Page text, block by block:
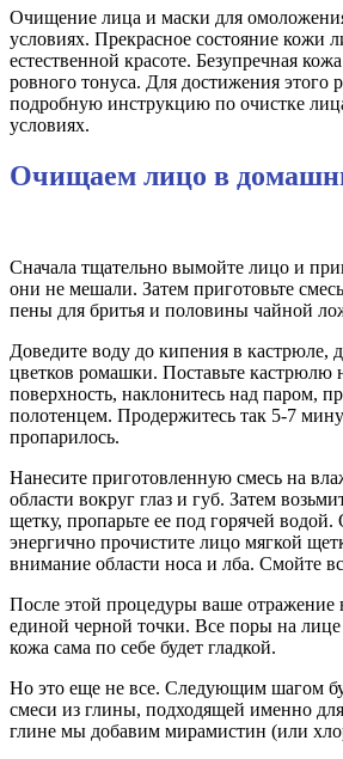
Очищение лица и маски для
условиях. Прекрасное состояние кожи
естественной красоте. Безупречная
ровного тонуса. Для достижения этого
подробную инструкцию по очистке
условиях.
Очищаем лицо в
Сначала тщательно вымойте лицо и
они не мешали. Затем приготовьте
пены для бритья и половины чайной
Доведите воду до кипения в кастрюле,
цветков ромашки. Поставьте кастрюлю
поверхность, наклонитесь над паром,
полотенцем. Продержитесь так 5-7
пропарилось.
Нанесите приготовленную смесь на
области вокруг глаз и губ. Затем
щетку, пропарьте ее под горячей
энергично прочистите лицо мягкой
внимание области носа и лба. Смойте
После этой процедуры ваше отражение в
единой черной точки. Все поры на
кожа сама по себе будет гладкой.
Но это еще не все. Следующим шагом
смеси из глины, подходящей именно
глине мы добавим мирамистин (или